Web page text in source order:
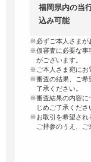
福岡県内の当
込み可能
※必ずご本人さまが
※仮審査に必要な事
がございます。
※ご本人さま宛にお
※審査の結果、ご希
了承ください。
※審査結果の内容に
じめご了承くださ
※お取引を希望され
ご持参のうえ、ご